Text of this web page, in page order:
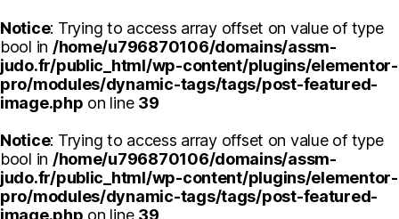
Notice: Trying to access array offset on value of type
bool in /home/u796870106/domains/assm-
judo.fr/public_html/wp-content/plugins/elementor-
pro/modules/dynamic-tags/tags/post-featured-
image.php on line 39
Notice: Trying to access array offset on value of type
bool in /home/u796870106/domains/assm-
judo.fr/public_html/wp-content/plugins/elementor-
pro/modules/dynamic-tags/tags/post-featured-
image.php on line 39